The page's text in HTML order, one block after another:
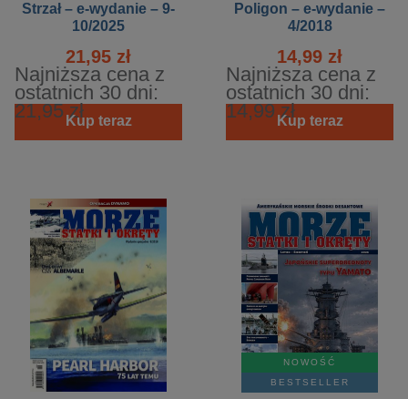
Strzał – e-wydanie – 9-
10/2025
21,95 zł
Najniższa cena z
ostatnich 30 dni:
21,95 złKup teraz
Poligon – e-wydanie –
4/2018
14,99 zł
Najniższa cena z
ostatnich 30 dni:
14,99 złKup teraz
NOWOŚĆ
BESTSELLER